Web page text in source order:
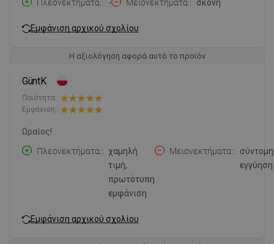
Πλεονεκτήματα:
- Μειονεκτήματα: σκόνη
Εμφάνιση αρχικού σχολίου
Η αξιολόγηση αφορά αυτό το προϊόν
GüntK
Ποιότητα:
Εμφάνιση:
Ωραίος!
Πλεονεκτήματα:
χαμηλή
τιμή,
πρωτότυπη
εμφάνιση
Μειονεκτήματα:
σύντομη
εγγύηση
Εμφάνιση αρχικού σχολίου